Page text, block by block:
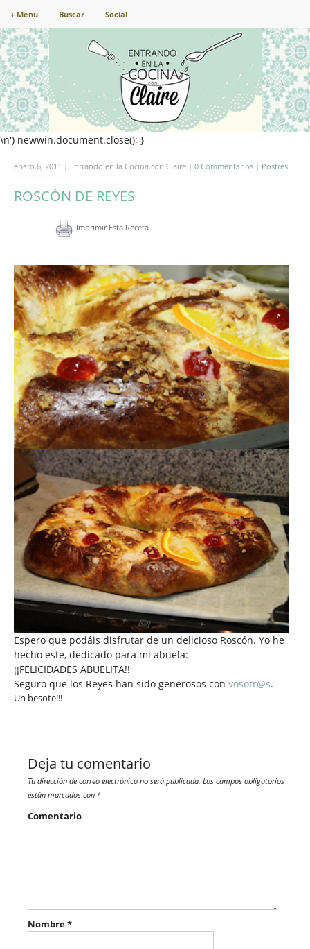
+ Menu Buscar Social
\n') newwin.document.close(); }
enero 6, 2011 | Entrando en la Cocina con Claire | 0 Commentarios | Postres
ROSCÓN DE REYES
Imprimir Esta Receta
Espero que podáis disfrutar de un delicioso Roscón. Yo he
hecho este, dedicado para mi abuela:
¡¡FELICIDADES ABUELITA!!
Seguro que los Reyes han sido generosos con vosotr@s.
Un besote!!!
Deja tu comentario
Tu dirección de correo electrónico no será publicada. Los campos obligatorios
están marcados con *
Comentario
Nombre*